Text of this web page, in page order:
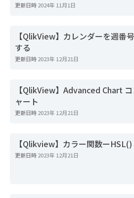
更新日時2024年 11月1日
【QlikView】カレンダーを週番
する
更新日時2023年 12月21日
【QlikView】Advanced Chart
ャート
更新日時2023年 12月21日
【Qlikview】カラー関数ーHSL()
更新日時2023年 12月21日